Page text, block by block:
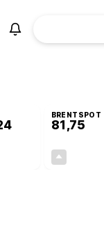
BRENTSPOT
81,75